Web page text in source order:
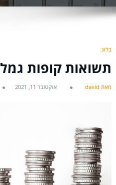
בלוג
תשואות קופות גמל
מאת david אוקטובר 11, 2021